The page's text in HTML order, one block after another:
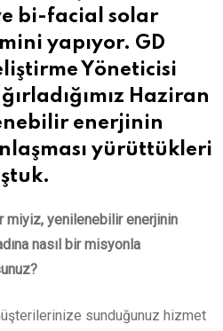
bi-facial solar
yapıyor. GD
Yöneticisi
Haziran
enerjinin
yürüttükleri
miyiz, yenilenebilir enerjinin
nasıl bir misyonla
sunduğunuz hizmet